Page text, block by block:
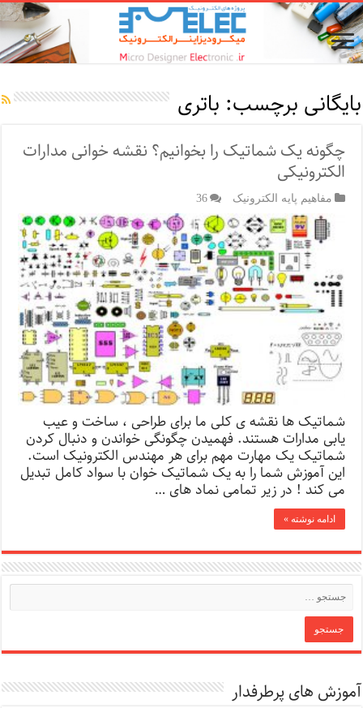
بایگانی برچسب: باتری
چگونه یک شماتیک را بخوانیم؟ نقشه خوانی مدارات
الکترونیکی
مفاهیم پایه الکترونیک 36
شماتیک ها نقشه ی کلی ما برای طراحی ، ساخت و عیب
یابی مدارات هستند. فهمیدن چگونگی خواندن و دنبال کردن
شماتیک یک مهارت مهم برای هر مهندس الکترونیک است.
این آموزش شما را به یک شماتیک خوان با سواد کامل تبدیل
می کند ! در زیر تمامی نماد های …
ادامه نوشته »
آموزش های پرطرفدار